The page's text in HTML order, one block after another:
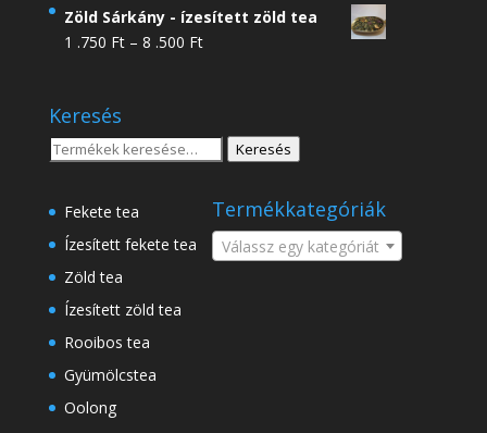
.950 Ft
Zöld Sárkány - ízesített zöld tea
1 .750 Ft – 8 .500 FtÁrtartomány:
8
.500 Ft
Keresés
Keresés
Keresés
Fekete tea
Ízesített fekete tea
Zöld tea
Ízesített zöld tea
Rooibos tea
Gyümölcstea
Oolong
Termékkategóriák
Válassz egy kategóriát